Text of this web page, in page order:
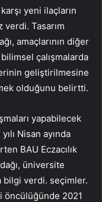
yeni ilaçların
Tasarım
amaçlarının diğer
çalışmalarda
geliştirilmesine
olduğunu belirtti.
yapabilecek
Nisan ayında
BAU Eczacılık
üniversite
bilgi verdi. seçimler.
öncülüğünde 2021